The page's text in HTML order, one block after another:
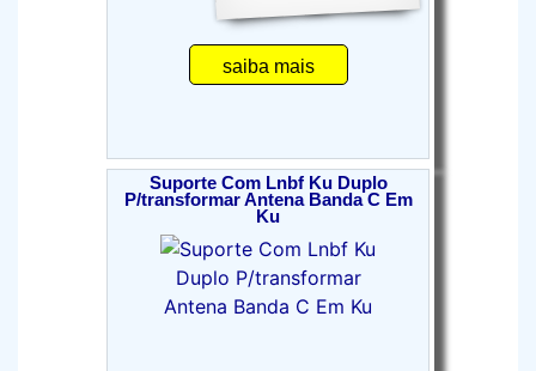
saiba mais
Suporte Com Lnbf Ku Duplo
P/transformar Antena Banda C Em
Ku